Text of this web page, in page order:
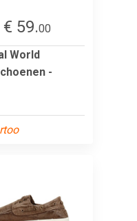
€ 59.00
World
-